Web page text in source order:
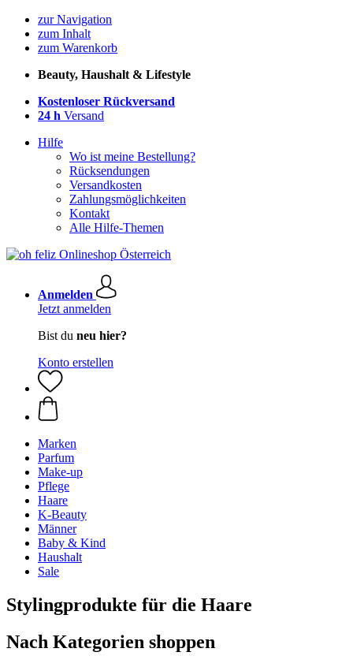
zur Navigation
zum Inhalt
zum Warenkorb
Beauty, Haushalt & Lifestyle
Kostenloser Rückversand
24 h Versand
Hilfe
Wo ist meine Bestellung?
Rücksendungen
Versandkosten
Zahlungsmöglichkeiten
Kontakt
Alle Hilfe-Themen
Anmelden
Jetzt anmelden
Bist du neu hier?
Konto erstellen
Marken
Parfum
Make-up
Pflege
Haare
K-Beauty
Männer
Baby & Kind
Haushalt
Sale
Stylingprodukte für die Haare
Nach Kategorien shoppen